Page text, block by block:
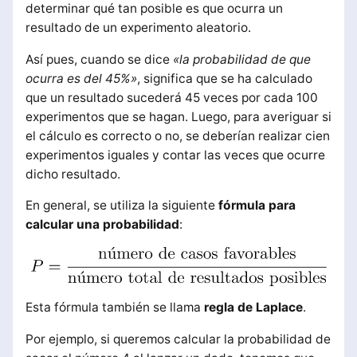
determinar qué tan posible es que ocurra un
resultado de un experimento aleatorio.
Así pues, cuando se dice «la probabilidad de que
ocurra es del 45%», significa que se ha calculado
que un resultado sucederá 45 veces por cada 100
experimentos que se hagan. Luego, para averiguar si
el cálculo es correcto o no, se deberían realizar cien
experimentos iguales y contar las veces que ocurre
dicho resultado.
En general, se utiliza la siguiente fórmula para
calcular una probabilidad:
Esta fórmula también se llama regla de Laplace.
Por ejemplo, si queremos calcular la probabilidad de